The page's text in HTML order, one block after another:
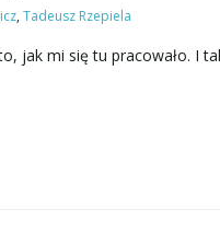
,Tadeusz Rzepiela
jak mi się tu pracowało. I